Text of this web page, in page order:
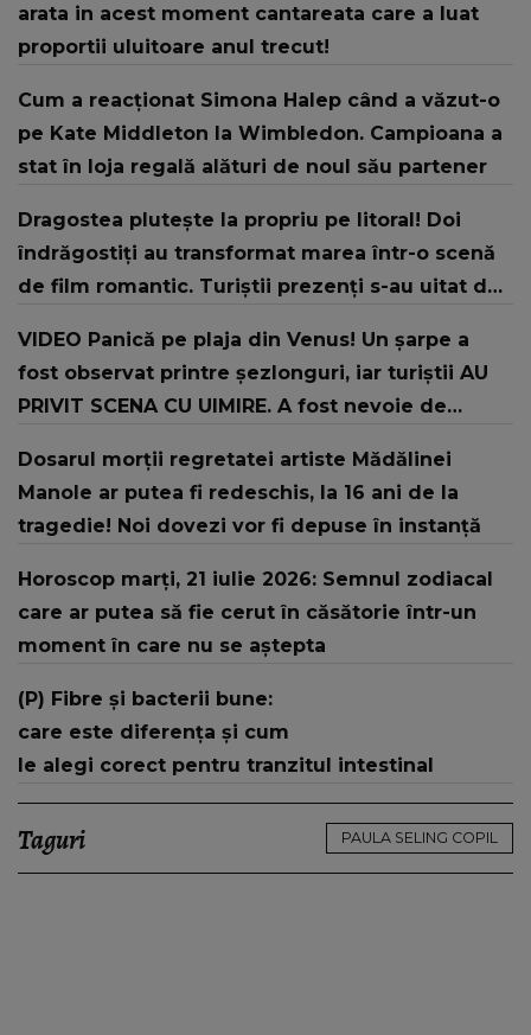
arata in acest moment cantareata care a luat
proportii uluitoare anul trecut!
Cum a reacționat Simona Halep când a văzut-o
pe Kate Middleton la Wimbledon. Campioana a
stat în loja regală alături de noul său partener
Dragostea plutește la propriu pe litoral! Doi
îndrăgostiți au transformat marea într-o scenă
de film romantic. Turiștii prezenți s-au uitat de
VIDEO Panică pe plaja din Venus! Un şarpe a
fost observat printre şezlonguri, iar turiştii AU
PRIVIT SCENA CU UIMIRE. A fost nevoie de
Dosarul morții regretatei artiste Mădălinei
Manole ar putea fi redeschis, la 16 ani de la
tragedie! Noi dovezi vor fi depuse în instanță
Horoscop marți, 21 iulie 2026: Semnul zodiacal
care ar putea să fie cerut în căsătorie într-un
moment în care nu se aștepta
(P) Fibre și bacterii bune:
care este diferența și cum
le alegi corect pentru tranzitul intestinal
Taguri PAULA SELING COPIL